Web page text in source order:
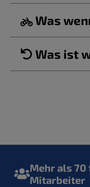
Was
Was ist
Mehr als
Mitarbeiter